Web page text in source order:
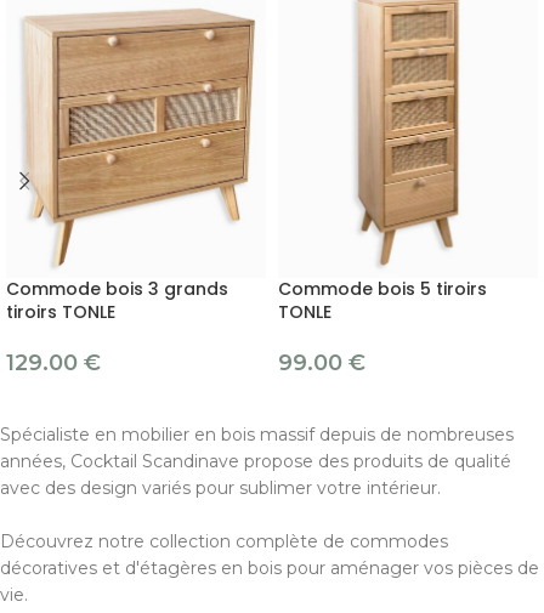
Commode bois 3 grands
tiroirs TONLE
129.00 €
Commode bois 5 tiroirs
TONLE
99.00 €
Spécialiste en mobilier en bois massif depuis de nombreuses
années, Cocktail Scandinave propose des produits de qualité
avec des design variés pour sublimer votre intérieur.
Découvrez notre collection complète de commodes
décoratives et d'étagères en bois pour aménager vos pièces de
vie.